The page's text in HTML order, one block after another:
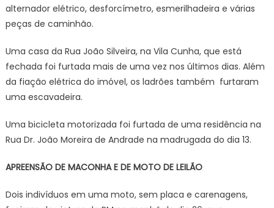
alternador elétrico, desforcímetro, esmerilhadeira e várias
peças de caminhão.
Uma casa da Rua João Silveira, na Vila Cunha, que está
fechada foi furtada mais de uma vez nos últimos dias. Além
da fiação elétrica do imóvel, os ladrões também furtaram
uma escavadeira.
Uma bicicleta motorizada foi furtada de uma residência na
Rua Dr. João Moreira de Andrade na madrugada do dia 13.
APREENSÃO DE MACONHA E DE MOTO DE LEILÃO
Dois indivíduos em uma moto, sem placa e carenagens,